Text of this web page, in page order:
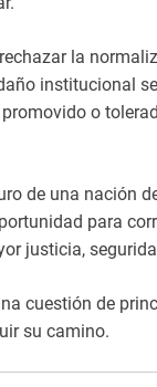
la
institucional
o
de una nación
para
justicia,
cuestión de
su camino.